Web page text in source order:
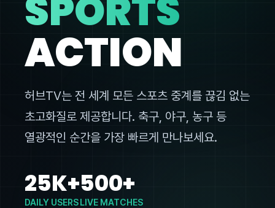
SPORTS
ACTION
허브TV는 전 세계 모든 스포츠 중계를 끊김 없는
초고화질로 제공합니다. 축구, 야구, 농구 등
열광적인 순간을 가장 빠르게 만나보세요.
25K+
DAILY USERS
500+
LIVE MATCHES